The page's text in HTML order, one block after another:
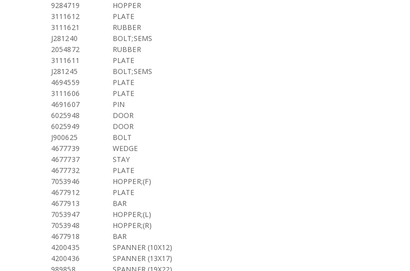
9284719
HOPPER
3111612
PLATE
3111621
RUBBER
J281240
BOLT;SEMS
2054872
RUBBER
3111611
PLATE
J281245
BOLT;SEMS
4694559
PLATE
3111606
PLATE
4691607
PIN
6025948
DOOR
6025949
DOOR
J900625
BOLT
4677739
WEDGE
4677737
STAY
4677732
PLATE
7053946
HOPPER;(F)
4677912
PLATE
4677913
BAR
7053947
HOPPER;(L)
7053948
HOPPER;(R)
4677918
BAR
4200435
SPANNER (10X12)
4200436
SPANNER (13X17)